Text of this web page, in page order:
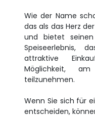
Wie der Name
das als das Herz
und bietet seinen
Speiseerlebnis,
attraktive
Möglichkeit, am
teilzunehmen.
Wenn Sie sich für
entscheiden,